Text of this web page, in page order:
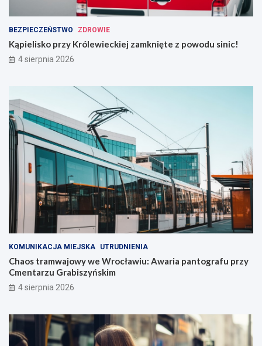
BEZPIECZEŃSTWO ZDROWIE
Kąpielisko przy Królewieckiej zamknięte z powodu sinic!
4 sierpnia 2026
KOMUNIKACJA MIEJSKA UTRUDNIENIA
Chaos tramwajowy we Wrocławiu: Awaria pantografu przy
Cmentarzu Grabiszyńskim
4 sierpnia 2026